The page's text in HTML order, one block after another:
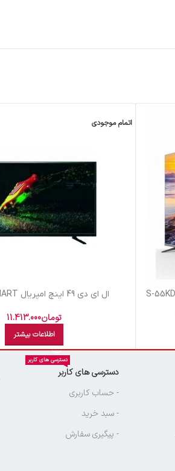
اتمام موجودی
ال اي دي 49 اينچ امپريال EM4990 SMART
تومان11.413.000
اطلاعات بیشتر
دسترسی های کاربر
دسترسی های کاربر
- حساب کاربری
- سبد خرید
- پیگیری سفارش